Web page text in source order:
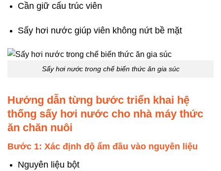
Cần giữ cấu trúc viên
Sấy hơi nước giúp viên không nứt bề mặt
Sấy hơi nước trong chế biến thức ăn gia súc
Hướng dẫn từng bước triển khai hệ
thống sấy hơi nước cho nhà máy thức
ăn chăn nuôi
Bước 1: Xác định độ ẩm đầu vào nguyên liệu
Nguyên liệu bột